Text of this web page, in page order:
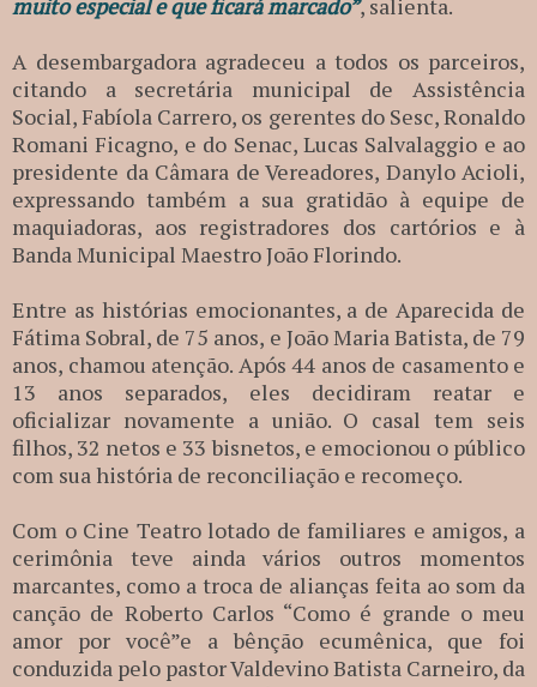
A desembargadora agradeceu a todos os parceiros,
citando a secretária municipal de Assistência
Social, Fabíola Carrero, os gerentes do Sesc, Ronaldo
Romani Ficagno, e do Senac, Lucas Salvalaggio e ao
presidente da Câmara de Vereadores, Danylo Acioli,
expressando também a sua gratidão à equipe de
maquiadoras, aos registradores dos cartórios e à
Banda Municipal Maestro João Florindo.
Entre as histórias emocionantes, a de Aparecida de
Fátima Sobral, de 75 anos, e João Maria Batista, de 79
anos, chamou atenção. Após 44 anos de casamento e
13 anos separados, eles decidiram reatar e
oficializar novamente a união. O casal tem seis
filhos, 32 netos e 33 bisnetos, e emocionou o público
com sua história de reconciliação e recomeço.
Com o Cine Teatro lotado de familiares e amigos, a
cerimônia teve ainda vários outros momentos
marcantes, como a troca de alianças feita ao som da
canção de Roberto Carlos “Como é grande o meu
amor por você”e a bênção ecumênica, que foi
conduzida pelo pastor Valdevino Batista Carneiro, da